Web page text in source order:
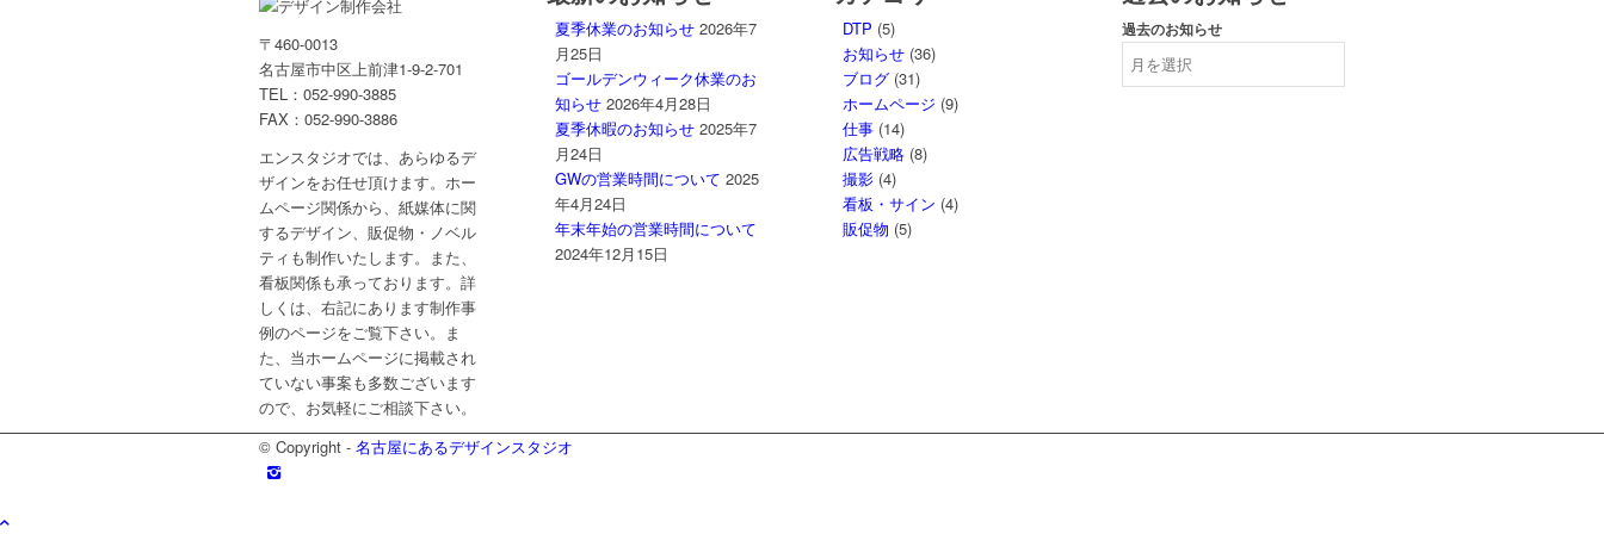
〒460-0013
名古屋市中区上前津1-9-2-701
TEL：052-990-3885
FAX：052-990-3886
エンスタジオでは、あらゆるデ
ザインをお任せ頂けます。ホー
ムページ関係から、紙媒体に関
するデザイン、販促物・ノベル
ティも制作いたします。また、
看板関係も承っております。詳
しくは、右記にあります制作事
例のページをご覧下さい。ま
た、当ホームページに掲載され
ていない事案も多数ございます
ので、お気軽にご相談下さい。
夏季休業のお知らせ 2026年7
月25日
ゴールデンウィーク休業のお
知らせ 2026年4月28日
夏季休暇のお知らせ 2025年7
月24日
GWの営業時間について 2025
年4月24日
年末年始の営業時間について
2024年12月15日
DTP (5)
お知らせ (36)
ブログ (31)
ホームページ (9)
仕事 (14)
広告戦略 (8)
撮影 (4)
看板・サイン (4)
販促物 (5)
過去のお知らせ
© Copyright - 名古屋にあるデザインスタジオ